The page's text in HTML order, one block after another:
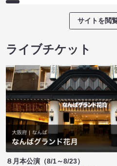
サイトを閲
ライブチケット
８月本公演（8/1～8/23）